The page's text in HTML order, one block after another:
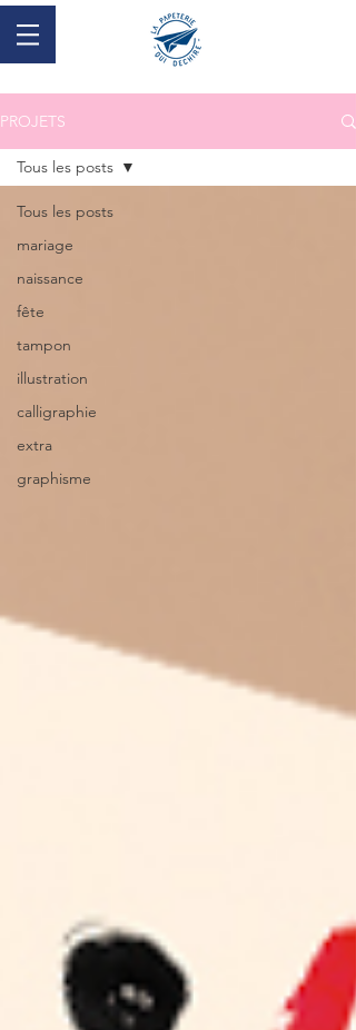
PROJETS
Tous les posts
mariage
naissance
fête
tampon
illustration
calligraphie
extra
graphisme
Tous les posts